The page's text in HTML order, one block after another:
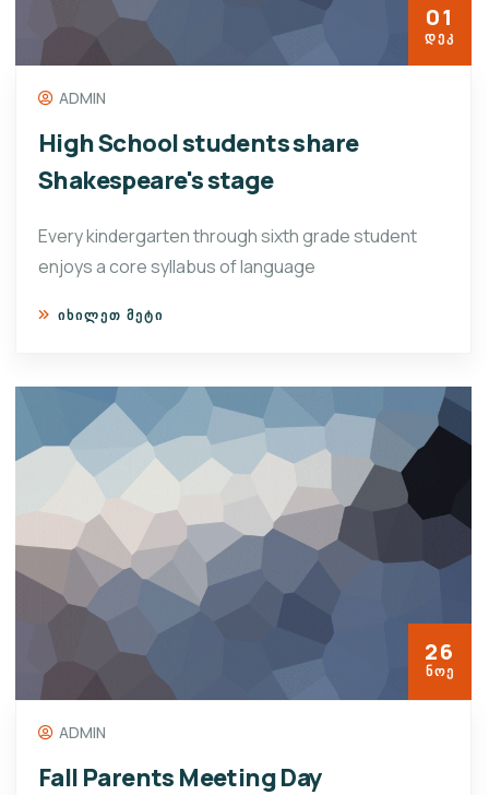
01
ᲓᲔᲙ
ADMIN
High School students share
Shakespeare's stage
Every kindergarten through sixth grade student
enjoys a core syllabus of language
ᲘᲮᲘᲚᲔᲗ ᲛᲔᲢᲘ
26
ᲜᲝᲔ
ADMIN
Fall Parents Meeting Day